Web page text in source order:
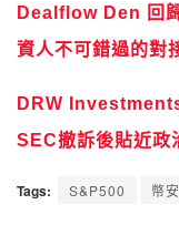
Dealflow Den 回
資人不可錯過的對
DRW
SEC撤訴後貼近政
Tags: S&P500 幣安